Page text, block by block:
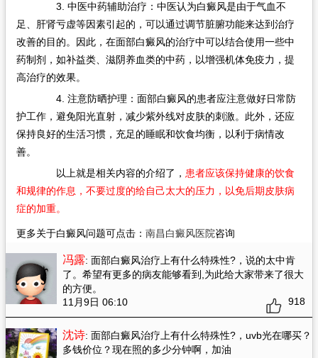
3. 中医中药辅助治疗：中医认为白癜风是由于气血不
足、肝肾亏虚等因素引起的，可以通过调节脏腑功能来达到治疗
改善的目的。因此，在面部白癜风的治疗中可以结合使用一些中
药制剂，如补益类、滋阴养血类的中药，以增强机体免疫力，提
高治疗的效果。
4. 注意防晒护理：面部白癜风的患者应注意做好日常防
护工作，避免阳光直射，减少紫外线对皮肤的刺激。此外，还应
保持良好的生活习惯，充足的睡眠和饮食均衡，以利于病情改
善。
以上就是相关内容的介绍了， 患者应该保持健康的饮食
和规律的作息，不要过度的给自己太大的压力，以免后期皮肤病
症的加重。
更多关于白癜风问题可点击： 南昌白癜风医院咨询
冯露: 面部白癜风治疗上有什么特殊性?，说的太中肯
了。希望有更多的病友能够看到,为此给大家带来了很大
的方便。
11月9日 06:10
918
沈诗: 面部白癜风治疗上有什么特殊性?，uvb光在哪买？
多钱价位？现在照的多少分钟啊，加油